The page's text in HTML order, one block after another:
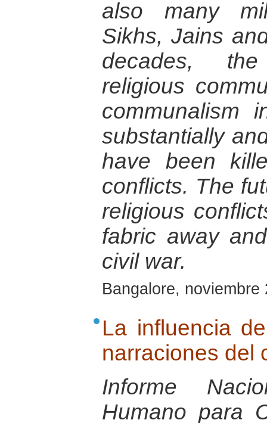
also many
Sikhs, Jains
decades,
religious
communalism
substantially
have been
conflicts. The
religious
fabric away
civil war.
Bangalore, noviembre
La influencia
narraciones del
Informe
Humano para